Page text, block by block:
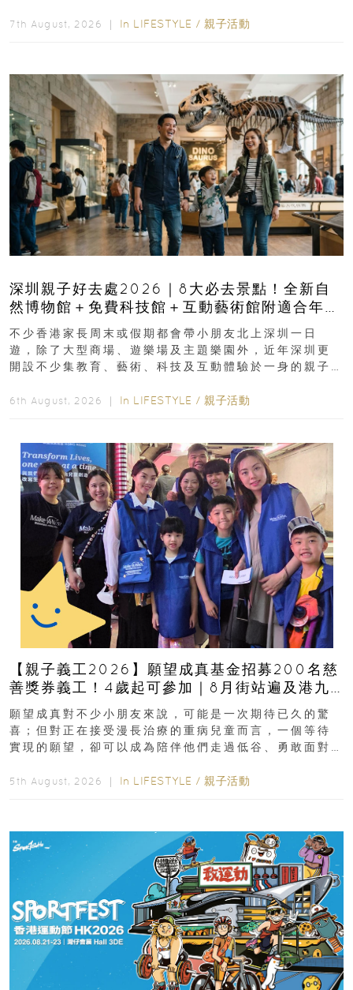
7th August, 2026 ｜ In LIFESTYLE / 親子活動
深圳親子好去處2026｜8大必去景點！全新自
然博物館＋免費科技館＋互動藝術館附適合年
齡、交通、門票、開放時間
不少香港家長周末或假期都會帶小朋友北上深圳一日
遊，除了大型商場、遊樂場及主題樂園外，近年深圳更
開設不少集教育、藝術、科技及互動體驗於一身的親子
6th August, 2026 ｜ In LIFESTYLE / 親子活動
【親子義工2026】願望成真基金招募200名慈
善獎券義工！4歲起可參加｜8月街站遍及港九
新界
願望成真對不少小朋友來說，可能是一次期待已久的驚
喜；但對正在接受漫長治療的重病兒童而言，一個等待
實現的願望，卻可以成為陪伴他們走過低谷、勇敢面對
5th August, 2026 ｜ In LIFESTYLE / 親子活動